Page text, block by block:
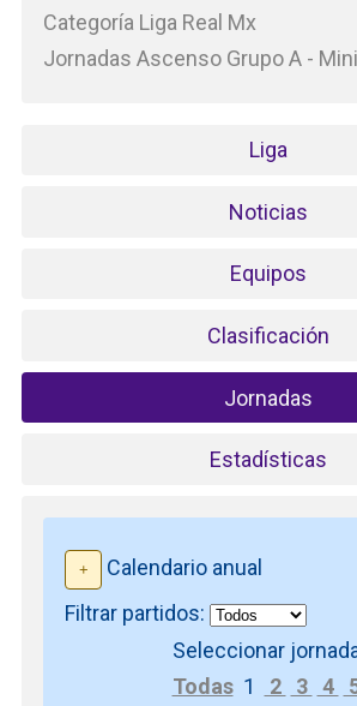
Categoría Liga Real Mx
Jornadas Ascenso Grupo A -
Liga
Noticias
Equipos
Clasificación
Jornadas
Estadísticas
Calendario anual
Filtrar partidos:
Seleccionar
Todas 1 2 3 4